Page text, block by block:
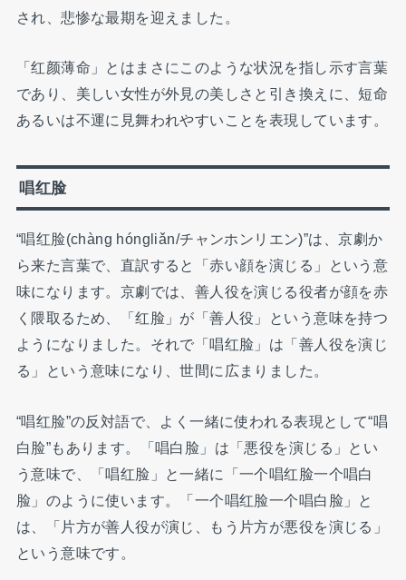
され、悲惨な最期を迎えました。
「红颜薄命」とはまさにこのような状況を指し示す言葉
であり、美しい女性が外見の美しさと引き換えに、短命
あるいは不運に見舞われやすいことを表現しています。
唱红脸
“唱红脸(chàng hóngliǎn/チャンホンリエン)”は、京劇か
ら来た言葉で、直訳すると「赤い顔を演じる」という意
味になります。京劇では、善人役を演じる役者が顔を赤
く隈取るため、「红脸」が「善人役」という意味を持つ
ようになりました。それで「唱红脸」は「善人役を演じ
る」という意味になり、世間に広まりました。
“唱红脸”の反対語で、よく一緒に使われる表現として“唱
白脸”もあります。「唱白脸」は「悪役を演じる」とい
う意味で、「唱红脸」と一緒に「一个唱红脸一个唱白
脸」のように使います。「一个唱红脸一个唱白脸」と
は、「片方が善人役が演じ、もう片方が悪役を演じる」
という意味です。